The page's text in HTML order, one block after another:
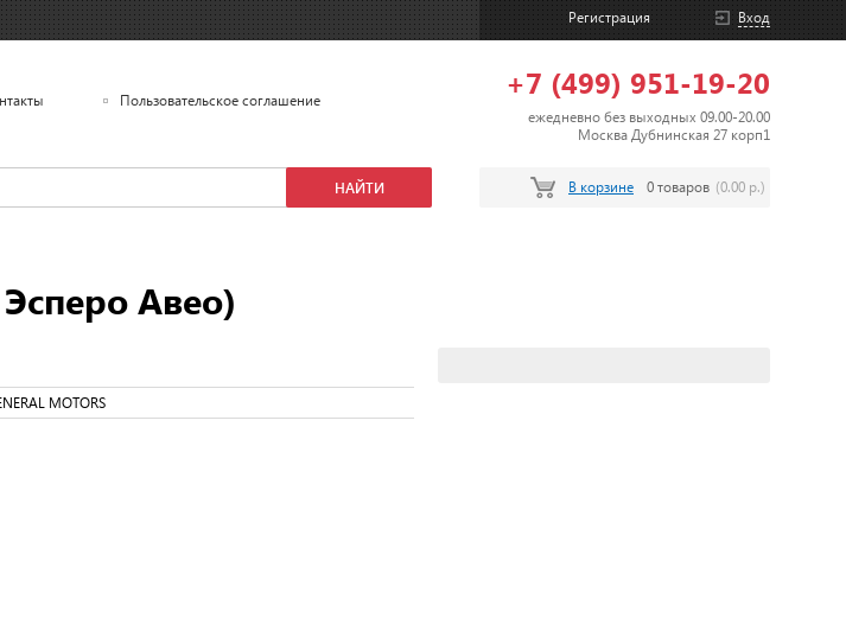
Вход
Регистрация
Пользовательское соглашение +7 (499) 951-19-20
ежедневно без выходных 09.00-20.00
Москва Дубнинская 27 корп1
В корзине 0 товаров (0.00 р.)
Авео)
MOTORS